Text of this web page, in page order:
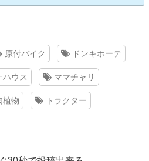
原付バイク ドンキホーテ
ハウス ママチャリ
植物 トラクター